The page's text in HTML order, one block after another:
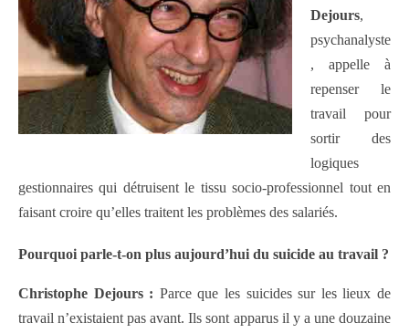
Dejours,
psychanalyste
, appelle à
repenser le
travail pour
sortir des
logiques
gestionnaires qui détruisent le tissu socio-professionnel tout en
faisant croire qu’elles traitent les problèmes des salariés.
Pourquoi parle-t-on plus aujourd’hui du suicide au travail ?
Christophe Dejours : Parce que les suicides sur les lieux de
travail n’existaient pas avant. Ils sont apparus il y a une douzaine